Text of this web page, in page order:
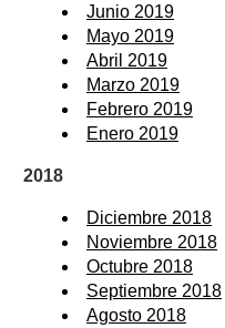
Junio 2019
Mayo 2019
Abril 2019
Marzo 2019
Febrero 2019
Enero 2019
2018
Diciembre 2018
Noviembre 2018
Octubre 2018
Septiembre 2018
Agosto 2018